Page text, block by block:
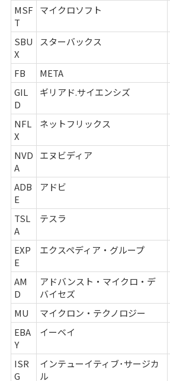
MSF
T
マイクロソフト
SBU
X
スターバックス
FB META
GIL
D
ギリアド.サイエンシズ
NFL
X
ネットフリックス
NVD
A
エヌビディア
ADB
E
アドビ
TSL
A
テスラ
EXP
E
エクスペディア・グループ
AM
D
アドバンスト・マイクロ・デ
バイセズ
MU マイクロン・テクノロジー
EBA
Y
イーベイ
ISR
G
インテューイティブ･サージカ
ル